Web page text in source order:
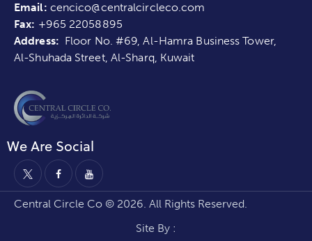
Email: cencico@centralcircleco.com
Fax: +965 22058895
Address: Floor No. #69, Al-Hamra Business Tower,
Al-Shuhada Street, Al-Sharq, Kuwait
We Are Social
Central Circle Co © 2026. All Rights Reserved.
Site By :